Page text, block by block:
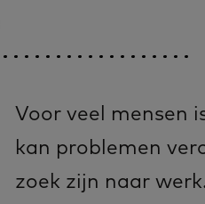
Voor veel mensen
kan problemen
zoek zijn naar